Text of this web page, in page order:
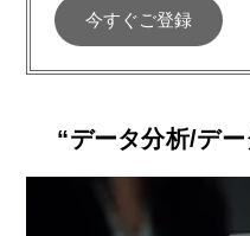
“データ分析/デ